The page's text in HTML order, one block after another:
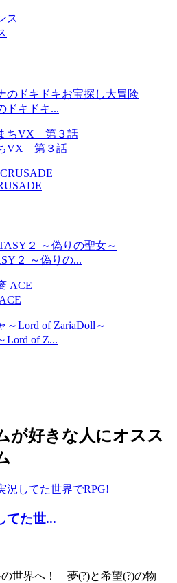
ドキドキ...
VX 第３話
２ ～偽りの...
Lord of Z...
が好きな人にオスス
てた世...
世界へ！ 夢(?)と希望(?)の物